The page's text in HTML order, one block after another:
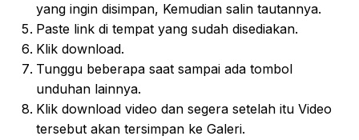
yang ingin disimpan, Kemudian salin tautannya.
Paste link di tempat yang sudah disediakan.
Klik download.
Tunggu beberapa saat sampai ada tombol
unduhan lainnya.
Klik download video dan segera setelah itu Video
tersebut akan tersimpan ke Galeri.